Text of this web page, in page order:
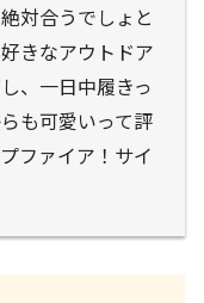
対合うでしょと
きなアウトドア
、一日中履きっ
も可愛いって評
ファイア！サイ